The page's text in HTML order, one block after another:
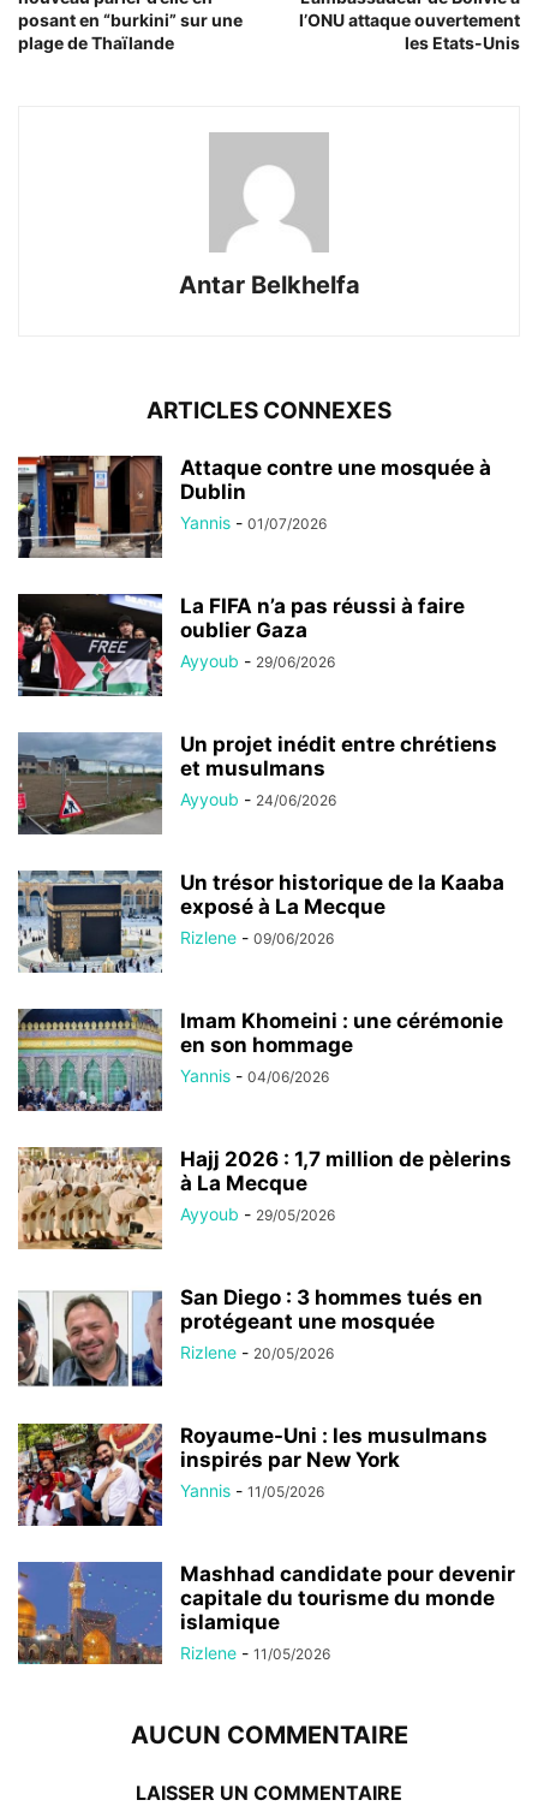
posant en “burkini” sur une
plage de Thaïlande
l’ONU attaque ouvertement
les Etats-Unis
Antar Belkhelfa
ARTICLES CONNEXES
Attaque contre une mosquée à
Dublin
Yannis - 01/07/2026
La FIFA n’a pas réussi à faire
oublier Gaza
Ayyoub - 29/06/2026
Un projet inédit entre chrétiens
et musulmans
Ayyoub - 24/06/2026
Un trésor historique de la Kaaba
exposé à La Mecque
Rizlene - 09/06/2026
Imam Khomeini : une cérémonie
en son hommage
Yannis - 04/06/2026
Hajj 2026 : 1,7 million de pèlerins
à La Mecque
Ayyoub - 29/05/2026
San Diego : 3 hommes tués en
protégeant une mosquée
Rizlene - 20/05/2026
Royaume-Uni : les musulmans
inspirés par New York
Yannis - 11/05/2026
Mashhad candidate pour devenir
capitale du tourisme du monde
islamique
Rizlene - 11/05/2026
AUCUN COMMENTAIRE
LAISSER UN COMMENTAIRE